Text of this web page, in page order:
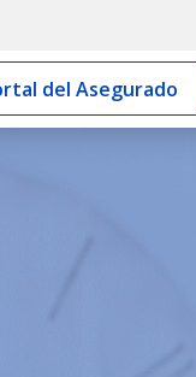
del Asegurado